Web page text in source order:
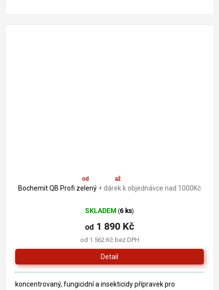
od až–19 %
Bochemit QB Profi zelený + dárek k objednávce nad 1000Kč
SKLADEM (6 ks)
od 1 562 Kč bez DPH
od 1 890 Kč
Detail
koncentrovaný, fungicidní a insekticidy přípravek pro